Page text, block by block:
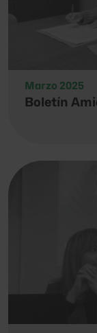
Marzo 2025
Boletín